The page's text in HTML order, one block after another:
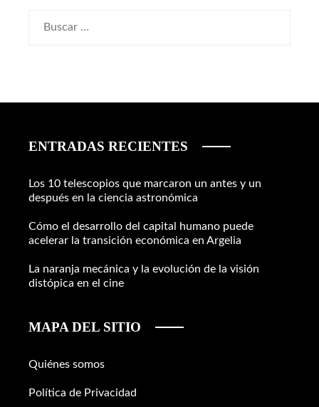
ENTRADAS RECIENTES
Los 10 telescopios que marcaron un antes y un
después en la ciencia astronómica
Cómo el desarrollo del capital humano puede
acelerar la transición económica en Argelia
La naranja mecánica y la evolución de la visión
distópica en el cine
MAPA DEL SITIO
Quiénes somos
Política de Privacidad